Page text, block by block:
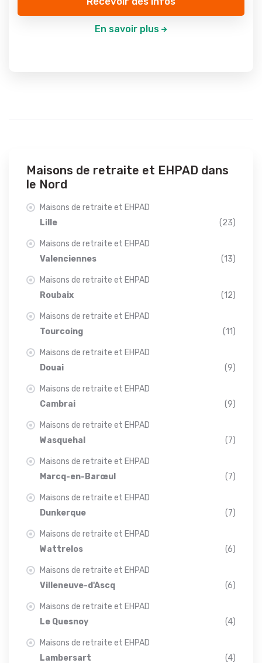
En savoir plus
Maisons de retraite et EHPAD dans
le Nord
Maisons de retraite et EHPAD
Lille
(23)
Maisons de retraite et EHPAD
Valenciennes
(13)
Maisons de retraite et EHPAD
Roubaix
(12)
Maisons de retraite et EHPAD
Tourcoing
(11)
Maisons de retraite et EHPAD
Douai
(9)
Maisons de retraite et EHPAD
Cambrai
(9)
Maisons de retraite et EHPAD
Wasquehal
(7)
Maisons de retraite et EHPAD
Marcq-en-Barœul
(7)
Maisons de retraite et EHPAD
Dunkerque
(7)
Maisons de retraite et EHPAD
Wattrelos
(6)
Maisons de retraite et EHPAD
Villeneuve-d'Ascq
(6)
Maisons de retraite et EHPAD
Le Quesnoy
(4)
Maisons de retraite et EHPAD
Lambersart
(4)